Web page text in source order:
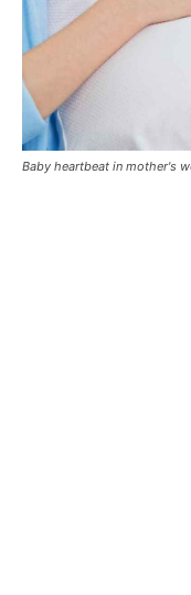
Baby heartbeat in mother's